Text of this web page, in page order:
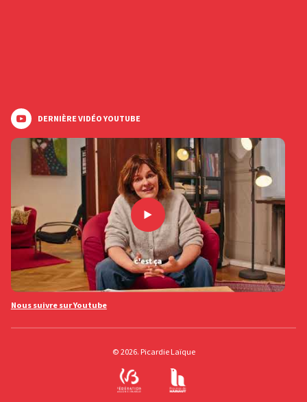
DERNIÈRE VIDÉO YOUTUBE
Nous suivre sur Youtube
© 2026. Picardie Laïque